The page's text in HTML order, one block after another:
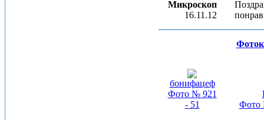
Микроскоп
16.11.12
бонифацеф
Фото № 921
- 51
Фото